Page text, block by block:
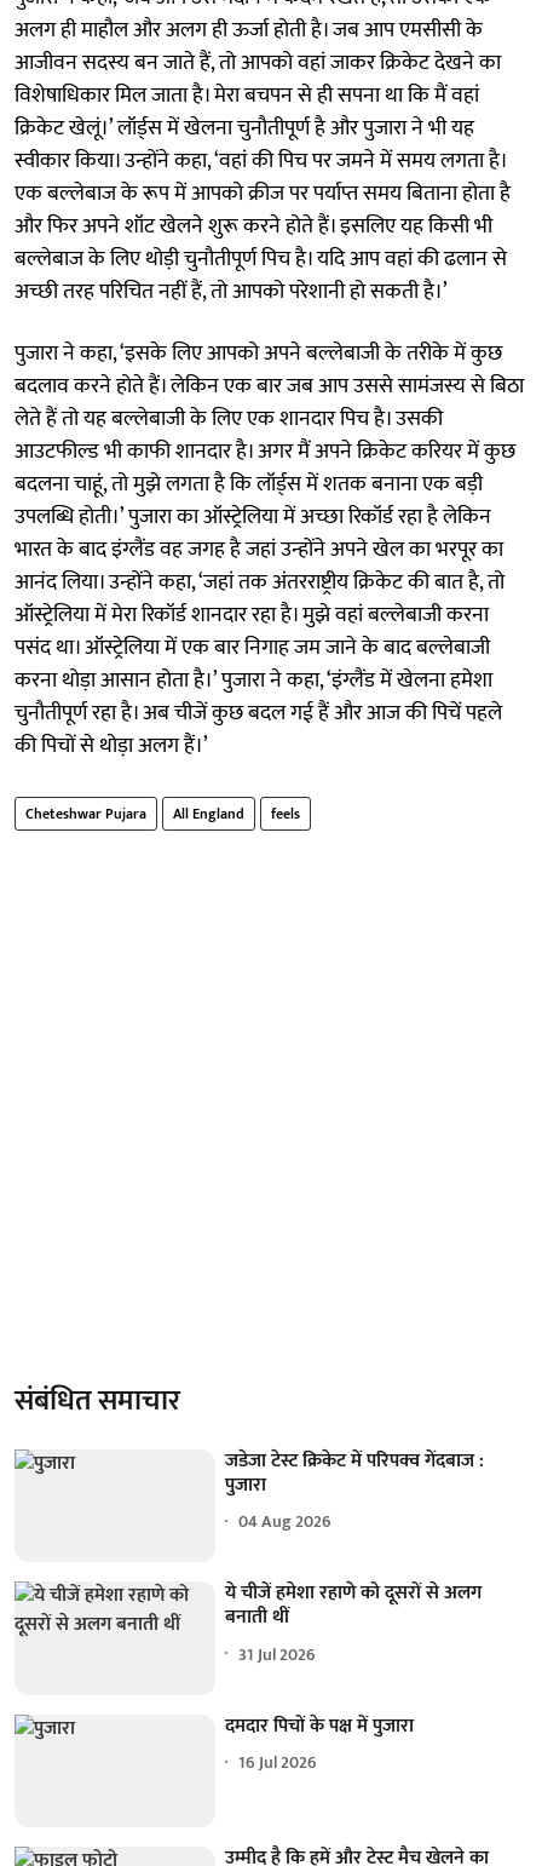
अलग ही माहौल और अलग ही ऊर्जा होती है। जब आप एमसीसी के
आजीवन सदस्य बन जाते हैं, तो आपको वहां जाकर क्रिकेट देखने का
विशेषाधिकार मिल जाता है। मेरा बचपन से ही सपना था कि मैं वहां
क्रिकेट खेलूं।’ लॉर्ड्स में खेलना चुनौतीपूर्ण है और पुजारा ने भी यह
स्वीकार किया। उन्होंने कहा, ‘वहां की पिच पर जमने में समय लगता है।
एक बल्लेबाज के रूप में आपको क्रीज पर पर्याप्त समय बिताना होता है
और फिर अपने शॉट खेलने शुरू करने होते हैं। इसलिए यह किसी भी
बल्लेबाज के लिए थोड़ी चुनौतीपूर्ण पिच है। यदि आप वहां की ढलान से
अच्छी तरह परिचित नहीं हैं, तो आपको परेशानी हो सकती है।’
पुजारा ने कहा, ‘इसके लिए आपको अपने बल्लेबाजी के तरीके में कुछ
बदलाव करने होते हैं। लेकिन एक बार जब आप उससे सामंजस्य से बिठा
लेते हैं तो यह बल्लेबाजी के लिए एक शानदार पिच है। उसकी
आउटफील्ड भी काफी शानदार है। अगर मैं अपने क्रिकेट करियर में कुछ
बदलना चाहूं, तो मुझे लगता है कि लॉर्ड्स में शतक बनाना एक बड़ी
उपलब्धि होती।’ पुजारा का ऑस्ट्रेलिया में अच्छा रिकॉर्ड रहा है लेकिन
भारत के बाद इंग्लैंड वह जगह है जहां उन्होंने अपने खेल का भरपूर का
आनंद लिया। उन्होंने कहा, ‘जहां तक ​​अंतरराष्ट्रीय क्रिकेट की बात है, तो
ऑस्ट्रेलिया में मेरा रिकॉर्ड शानदार रहा है। मुझे वहां बल्लेबाजी करना
पसंद था। ऑस्ट्रेलिया में एक बार निगाह जम जाने के बाद बल्लेबाजी
करना थोड़ा आसान होता है।’ पुजारा ने कहा, ‘इंग्लैंड में खेलना हमेशा
चुनौतीपूर्ण रहा है। अब चीजें कुछ बदल गई हैं और आज की पिचें पहले
की पिचों से थोड़ा अलग हैं।’
Cheteshwar Pujara All England feels
संबंधित समाचार
जडेजा टेस्ट क्रिकेट में परिपक्व गेंदबाज :
पुजारा
04 Aug 2026
ये चीजें हमेशा रहाणे को दूसरों से अलग
बनाती थीं
31 Jul 2026
दमदार पिचों के पक्ष में पुजारा
16 Jul 2026
उम्मीद है कि हमें और टेस्ट मैच खेलने का